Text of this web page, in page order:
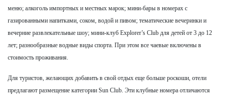
меню; алкоголь импортных и местных марок; мини-бары в номерах с
газированными напитками, соком, водой и пивом; тематические вечеринки и
вечерние развлекательные шоу; мини-клуб Explorer’s Club для детей от 3 до 12
лет; разнообразные водные виды спорта. При этом все чаевые включены в
стоимость проживания.
Для туристов, желающих добавить в свой отдых еще больше роскоши, отели
предлагают размещение категории Sun Club. Эти клубные номера отличаются